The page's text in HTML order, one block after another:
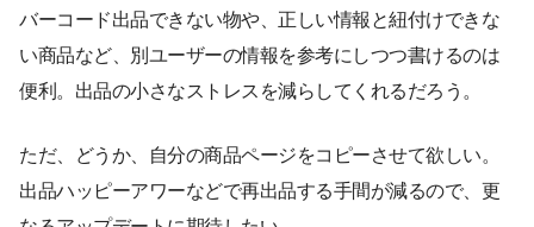
バーコード出品できない物や、正しい情報と紐付けできな
い商品など、別ユーザーの情報を参考にしつつ書けるのは
便利。出品の小さなストレスを減らしてくれるだろう。
ただ、どうか、自分の商品ページをコピーさせて欲しい。
出品ハッピーアワーなどで再出品する手間が減るので、更